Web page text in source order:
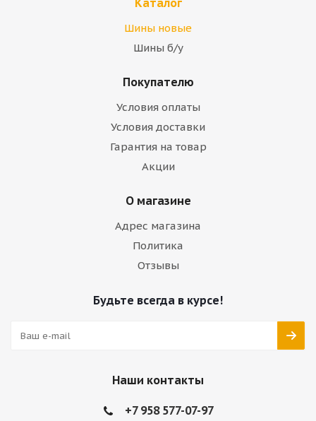
Каталог
Шины новые
Шины б/у
Покупателю
Условия оплаты
Условия доставки
Гарантия на товар
Акции
О магазине
Адрес магазина
Политика
Отзывы
Будьте всегда в курсе!
Наши контакты
+7 958 577-07-97